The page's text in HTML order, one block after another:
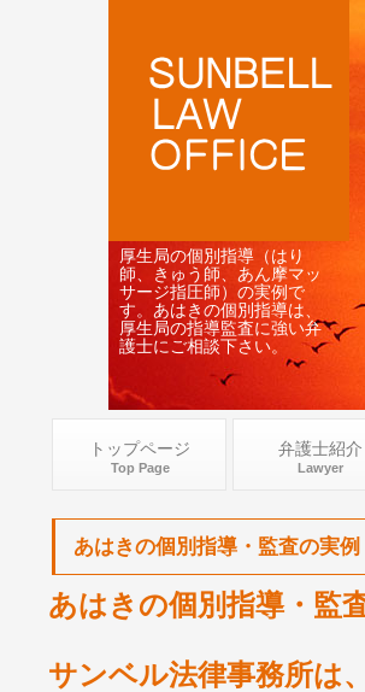
厚生局の個別指導（はり
師、きゅう師、あん摩マッ
サージ指圧師）の実例で
す。あはきの個別指導は、
厚生局の指導監査に強い弁
護士にご相談下さい。
あはきの個別指導・監査の実
あはきの個別指導・監
サンベル法律事務所は
トップページ
Top Page
弁護士紹介
Lawyer